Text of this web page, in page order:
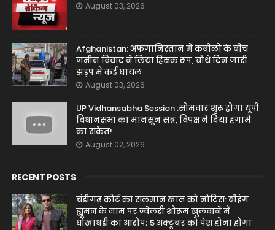
August 03, 2026
Afghanistan: अफगानिस्तान में कबीलों के बीच
जमीन विवाद ने लिया हिंसक रूप, चौथे दिन जारी
झड़प में कई घायल
August 03, 2026
UP Vidhansabha Session :सोमवार शुरू होगा यूपी
विधानसभा का मानसून सत्र, विपक्ष ने दिया हंगामे
का संकेत!
August 02, 2026
RECENT POSTS
चंडीगढ़ कोर्ट का सलमान खान को नोटिस: बीइंग
ह्यूमन के नाम पर ज्वेलरी शोरूम खुलवाने में
धोखाधड़ी का आरोप; 5 अक्टूबर को पेश होना होगा